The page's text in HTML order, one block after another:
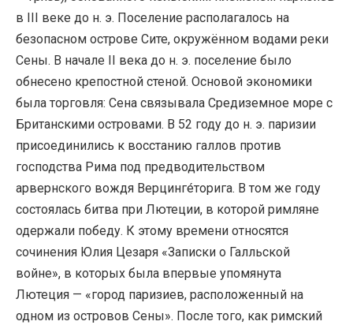
в III веке до н. э. Поселение располагалось на
безопасном острове Сите, окружённом водами реки
Сены. В начале II века до н. э. поселение было
обнесено крепостной стеной. Основой экономики
была торговля: Сена связывала Средиземное море с
Британскими островами. В 52 году до н. э. паризии
присоединились к восстанию галлов против
господства Рима под предводительством
арвернского вождя Верцинге́торига. В том же году
состоялась битва при Лютеции, в которой римляне
одержали победу. К этому времени относятся
сочинения Юлия Цезаря «Записки о Галльской
войне», в которых была впервые упомянута
Лютеция — «город паризиев, расположенный на
одном из островов Сены». После того, как римский